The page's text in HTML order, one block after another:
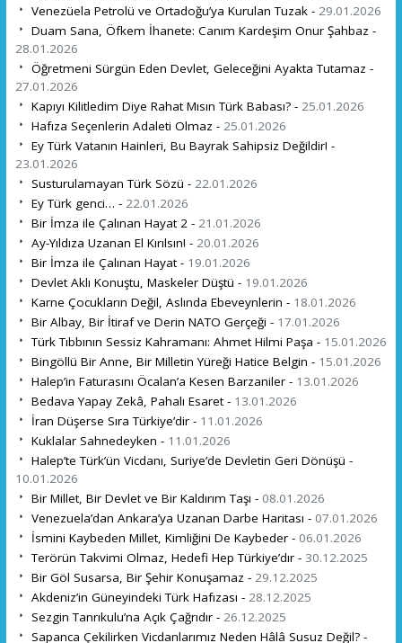
Venezüela Petrolü ve Ortadoğu’ya Kurulan Tuzak - 29.01.2026
Duam Sana, Öfkem İhanete: Canım Kardeşim Onur Şahbaz -
28.01.2026
Öğretmeni Sürgün Eden Devlet, Geleceğini Ayakta Tutamaz -
27.01.2026
Kapıyı Kilitledim Diye Rahat Mısın Türk Babası? - 25.01.2026
Hafıza Seçenlerin Adaleti Olmaz - 25.01.2026
Ey Türk Vatanın Hainleri, Bu Bayrak Sahipsiz Değildir! -
23.01.2026
Susturulamayan Türk Sözü - 22.01.2026
Ey Türk genci… - 22.01.2026
Bir İmza ile Çalınan Hayat 2 - 21.01.2026
Ay-Yıldıza Uzanan El Kırılsın! - 20.01.2026
Bir İmza ile Çalınan Hayat - 19.01.2026
Devlet Aklı Konuştu, Maskeler Düştü - 19.01.2026
Karne Çocukların Değil, Aslında Ebeveynlerin - 18.01.2026
Bir Albay, Bir İtiraf ve Derin NATO Gerçeği - 17.01.2026
Türk Tıbbının Sessiz Kahramanı: Ahmet Hilmi Paşa - 15.01.2026
Bingöllü Bir Anne, Bir Milletin Yüreği Hatice Belgin - 15.01.2026
Halep’in Faturasını Öcalan’a Kesen Barzaniler - 13.01.2026
Bedava Yapay Zekâ, Pahalı Esaret - 13.01.2026
İran Düşerse Sıra Türkiye’dir - 11.01.2026
Kuklalar Sahnedeyken - 11.01.2026
Halep’te Türk’ün Vicdanı, Suriye’de Devletin Geri Dönüşü -
10.01.2026
Bir Millet, Bir Devlet ve Bir Kaldırım Taşı - 08.01.2026
Venezuela’dan Ankara’ya Uzanan Darbe Haritası - 07.01.2026
İsmini Kaybeden Millet, Kimliğini De Kaybeder - 06.01.2026
Terörün Takvimi Olmaz, Hedefi Hep Türkiye’dır - 30.12.2025
Bir Göl Susarsa, Bir Şehir Konuşamaz - 29.12.2025
Akdeniz’in Güneyindeki Türk Hafızası - 28.12.2025
Sezgin Tanrıkulu’na Açık Çağrıdır - 26.12.2025
Sapanca Çekilirken Vicdanlarımız Neden Hâlâ Susuz Değil? -